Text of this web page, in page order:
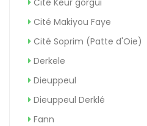
Cité Makiyou Faye
Cité Soprim (Patte d'Oie)
Derkele
Dieuppeul
Dieuppeul Derklé
Fann